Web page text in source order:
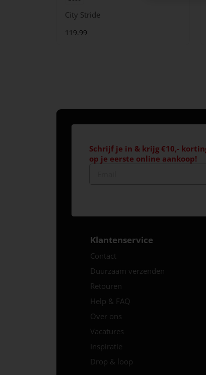
City Stride
119.99
Schrijf je in & krijg €10,-
op je eerste online aankoop!
Klantenservice
Contact
Duurzaam verzenden
Retouren
Help & FAQ
Over ons
Vacatures
Inspiratie
Drop & loop